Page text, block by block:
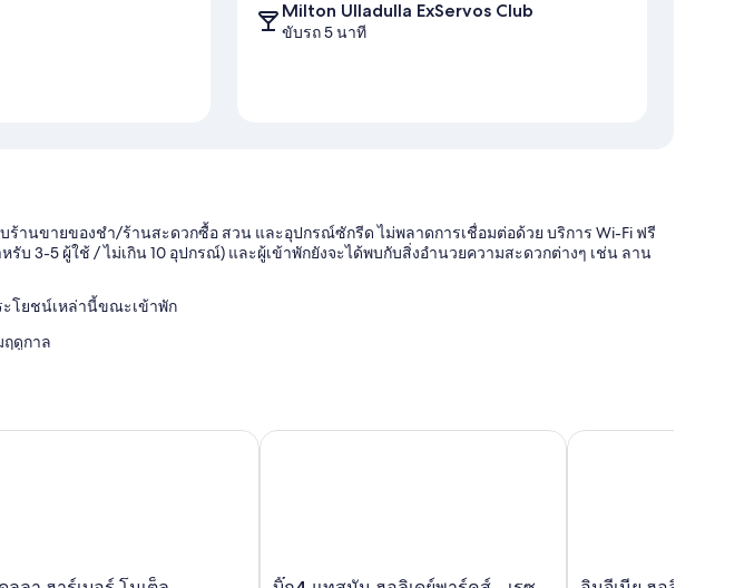
Milton Ulladulla ExServos Club
ขับรถ 5 นาที
ร้านขายของชำ/ร้านสะดวกซื้อ สวน และอุปกรณ์ซักรีด ไม่พลาดการเชื่อมต่อด้วย บริการ Wi-Fi ฟรี
หรับ 3-5 ผู้ใช้ / ไม่เกิน 10 อุปกรณ์) และผู้เข้าพักยังจะได้พบกับสิ่งอำนวยความสะดวกต่างๆ เช่น ลาน
โยชน์เหล่านี้ขณะเข้าพัก
ฤดูกาล
า ฮาร์เบอร์ โมเต็ล บิ๊ก4 แทสมัน ฮอลิเดย์พาร์คส์ - เรซคอร์สบีชอินจีเนีย ฮอลิเดย์ส อุลล